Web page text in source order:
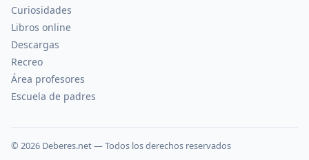
Curiosidades
Libros online
Descargas
Recreo
Área profesores
Escuela de padres
© 2026 Deberes.net — Todos los derechos reservados